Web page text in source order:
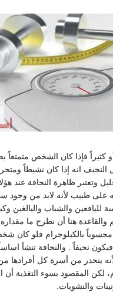
كثيراً فإذا كان الشخص
انه إذا كان نشيطاً
ظاهرة النحافة عند
على طبيب لأنه لابد من
لليافعين والشباب
فيكون نحيفاً . والنحافة تنشأ
ينحدر من أسرة كل أفرادها
لكن المقصود بسوء التغذية
والنشويات.